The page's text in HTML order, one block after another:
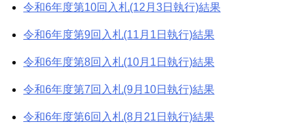
令和6年度第10回入札(12月3日執行)結果
令和6年度第9回入札(11月1日執行)結果
令和6年度第8回入札(10月1日執行)結果
令和6年度第7回入札(9月10日執行)結果
令和6年度第6回入札(8月21日執行)結果